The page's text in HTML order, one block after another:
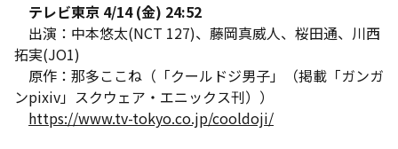
テレビ東京 4/14 (金) 24:52
出演：中本悠太(NCT 127)、藤岡真威人、桜田通、川西
拓実(JO1)
原作：那多ここね（「クールドジ男子」（掲載「ガンガ
ンpixiv」スクウェア・エニックス刊））
https://www.tv-tokyo.co.jp/cooldoji/